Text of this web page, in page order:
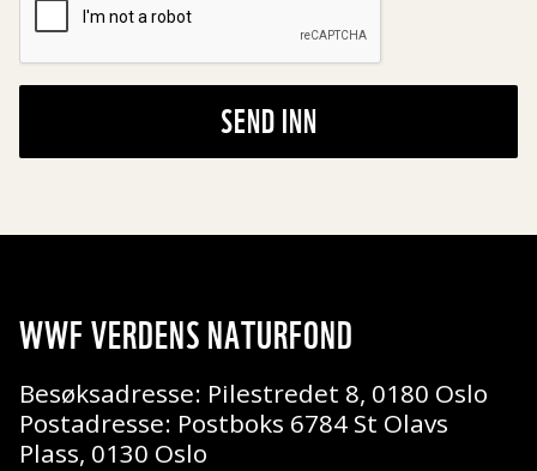
SEND INN
WWF VERDENS NATURFOND
Besøksadresse: Pilestredet 8, 0180 Oslo
Postadresse: Postboks 6784 St Olavs
Plass, 0130 Oslo